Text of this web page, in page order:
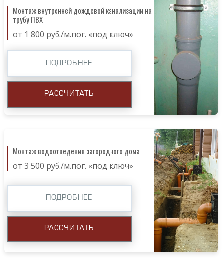
Монтаж внутренней дождевой канализации на
трубу ПВХ
от 1 800 руб./м.пог. «под ключ»
ПОДРОБНЕЕ
РАССЧИТАТЬ
Монтаж водоотведения загородного дома
от 3 500 руб./м.пог. «под ключ»
ПОДРОБНЕЕ
РАССЧИТАТЬ